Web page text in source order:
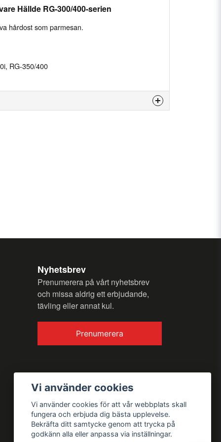
Hällde RG-300/400-serien
hårdost som parmesan.
RG-350/400
Nyhetsbrev
Prenumerera på vårt nyhetsbrev
och missa aldrig ett erbjudande,
tävling eller annat kul.
Prenumerera
Vi använder cookies
Vi använder cookies för att vår webbplats skall
fungera och erbjuda dig bästa upplevelse.
Bekräfta ditt samtycke genom att trycka på
godkänn alla eller anpassa via inställningar.